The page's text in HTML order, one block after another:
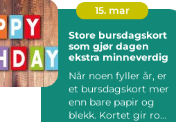
15. mar
Store bursdagskort
som gjør dagen
ekstra minneverdig
Når noen fyller år, er
et bursdagskort mer
enn bare papir og
blekk. Kortet gir rom